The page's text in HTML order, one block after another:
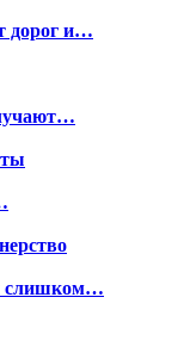
дорог и…
слишком…